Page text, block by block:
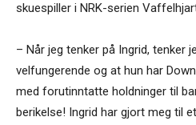
skuespiller i NRK-serien
– Når jeg tenker på Ingrid, tenker
velfungerende og at hun har
med forutinntatte holdninger til
berikelse! Ingrid har gjort meg til